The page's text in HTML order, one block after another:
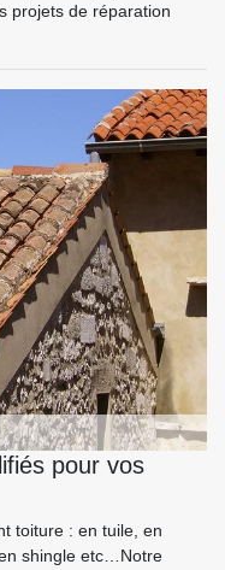
projets de réparation
pour vos
toiture : en tuile, en
shingle etc…Notre